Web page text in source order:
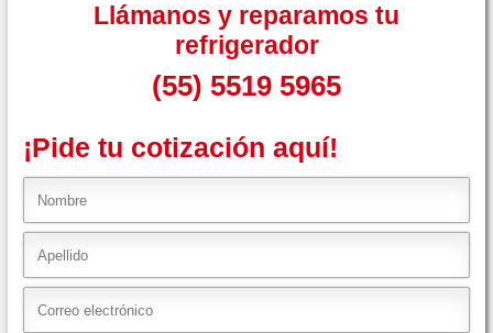
Llámanos y reparamos tu
refrigerador
(55) 5519 5965
¡Pide tu cotización aquí!